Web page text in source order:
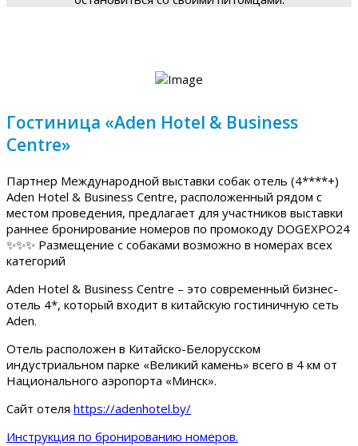
Гостиница «Aden Hotel & Business
Centre»
Партнер Международной выставки собак отель (4****+)
Aden Hotel & Business Centre, расположенный рядом с
местом проведения, предлагает для участников выставки
раннее бронирование номеров по промокоду DOGEXPO24
✨✨✨ Размещение с собаками возможно в номерах всех
категорий
Aden Hotel & Business Centre – это современный бизнес-
отель 4*, который входит в китайскую гостиничную сеть
Aden.
Отель расположен в Китайско-Белорусском
индустриальном парке «Великий камень» всего в 4 км от
Национального аэропорта «Минск».
Сайт отеля https://adenhotel.by/
Инструкция по бронированию номеров.